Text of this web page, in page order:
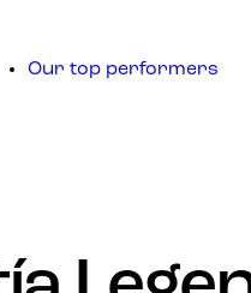
Our top performers